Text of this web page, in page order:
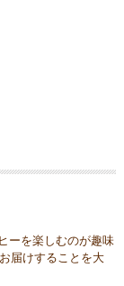
ーを楽しむのが趣味
届けすることを大